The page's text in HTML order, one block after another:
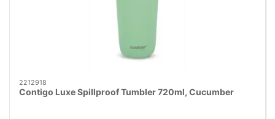
2212918
Contigo Luxe Spillproof Tumbler 720ml, Cucumber